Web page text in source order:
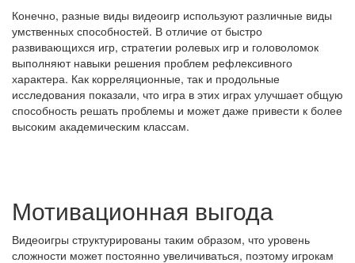
Конечно, разные виды видеоигр используют различные виды
умственных способностей. В отличие от быстро
развивающихся игр, стратегии ролевых игр и головоломок
выполняют навыки решения проблем рефлексивного
характера. Как корреляционные, так и продольные
исследования показали, что игра в этих играх улучшает общую
способность решать проблемы и может даже привести к более
высоким академическим классам.
Мотивационная выгода
Видеоигры структурированы таким образом, что уровень
сложности может постоянно увеличиваться, поэтому игрокам